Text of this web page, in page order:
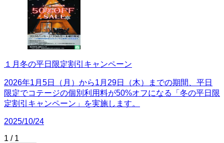
１月冬の平日限定割引キャンペーン
2026年1月5日（月）から1月29日（木）までの期間、平日
限定でコテージの個別利用料が50%オフになる「冬の平日限
定割引キャンペーン」を実施します。
2025/10/24
1 / 1